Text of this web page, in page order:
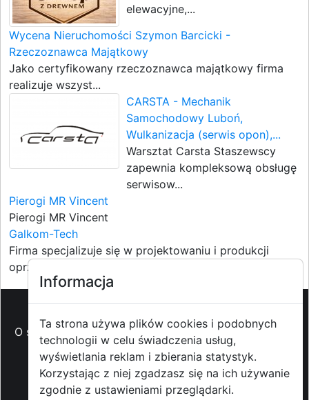
elewacyjne,...
Wycena Nieruchomości Szymon Barcicki -
Rzeczoznawca Majątkowy
Jako certyfikowany rzeczoznawca majątkowy firma
realizuje wszyst...
CARSTA - Mechanik
Samochodowy Luboń,
Wulkanizacja (serwis opon),...
Warsztat Carsta Staszewscy
zapewnia kompleksową obsługę
serwisow...
Pierogi MR Vincent
Pierogi MR Vincent
Galkom-Tech
Firma specjalizuje się w projektowaniu i produkcji
oprzyrządowan...
O strzyzowiak.pl-Reklama-Pomoc (FAQ)-Patronat
medialny - Prawa autorskie- Redakcja i
kontakt -Współpraca z mediami
Informacja
Ta strona używa plików cookies i podobnych
technologii w celu świadczenia usług,
wyświetlania reklam i zbierania statystyk.
Korzystając z niej zgadzasz się na ich używanie
zgodnie z ustawieniami przeglądarki.